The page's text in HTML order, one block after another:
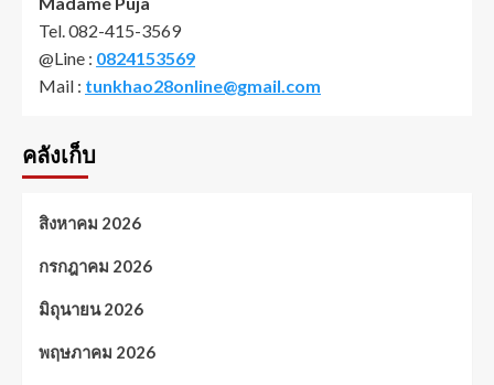
Tel. 082-415-3569
@Line : 0824153569
Mail : tunkhao28online@gmail.com
คลังเก็บ
สิงหาคม 2026
กรกฎาคม 2026
มิถุนายน 2026
พฤษภาคม 2026